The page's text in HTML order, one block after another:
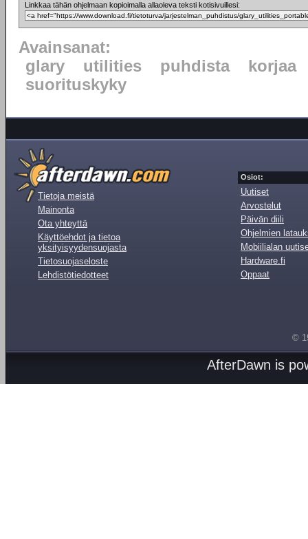
Linkkaa tähän ohjelmaan kopioimalla allaoleva teksti kotisivuillesi:
Avainsanat:
glary
utilities puhdista
korjaa
suorituskyky
Tietoja meistä
Mainonta
Ota yhteyttä
Käyttöehdot ja tietoa
yksityisyydensuojasta
Tietosuojaseloste
Lehdistötiedotteet
Osiot:
Uutiset
Arvostelut
Päivän diili
Ohjelmien
Mobiilialan
Hardware.fi
Oppaat
©
AfterDawn is